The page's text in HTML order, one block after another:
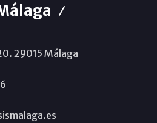
29015 Málaga